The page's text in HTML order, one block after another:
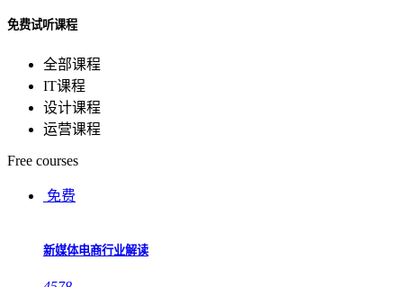
免费试听课程
全部课程
IT课程
设计课程
运营课程
Free courses
免费
新媒体电商行业解读